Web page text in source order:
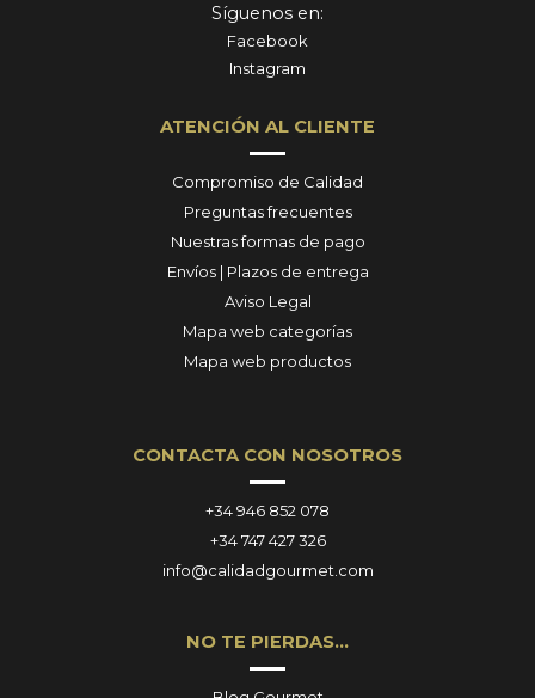
Síguenos en:
Facebook
Instagram
ATENCIÓN AL CLIENTE
Compromiso de Calidad
Preguntas frecuentes
Nuestras formas de pago
Envíos | Plazos de entrega
Aviso Legal
Mapa web categorías
Mapa web productos
CONTACTA CON NOSOTROS
+34 946 852 078
+34 747 427 326
info@calidadgourmet.com
NO TE PIERDAS…